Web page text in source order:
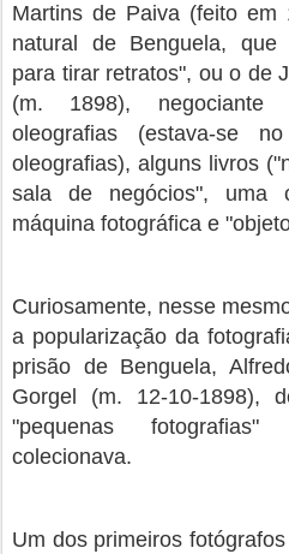
Martins de Paiva (feito em
natural de Benguela, que
para tirar retratos", ou o de
(m. 1898), negociante
oleografias (estava-se
oleografias), alguns livros
sala de negócios", uma
máquina fotográfica e
Curiosamente, nesse
a popularização da
prisão de Benguela,
Gorgel (m. 12-10-1898),
"pequenas
colecionava.
Um dos primeiros